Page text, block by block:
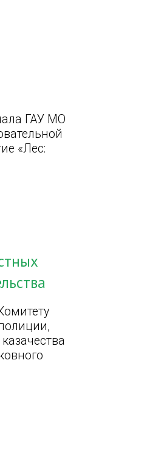
ГАУ МО
«Лес: